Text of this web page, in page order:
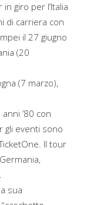
giro per l’Italia
di carriera con
il 27 giugno
(20
(7 marzo),
’80 con
gli eventi sono
Il tour
sua